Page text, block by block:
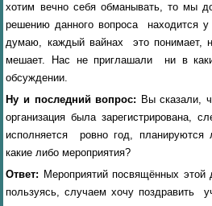
хотим вечно себя обманывать, то мы
решению данного вопроса находится
думаю, каждый вайнах это понимает,
мешает. Нас не приглашали ни в
обсуждении.
Ну и последний вопрос: Вы сказали,
организация была зарегистрирована,
исполняется ровно год,
какие либо мероприятия?
Ответ: Мероприятий посвящённых
пользуясь, случаем хочу поздравить